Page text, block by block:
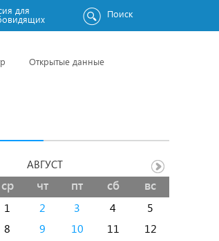
для Поиск
Открытые данные
ср чт пт сб вс
1 2 3 4
5
8 9 10 11
12
АВГУСТ